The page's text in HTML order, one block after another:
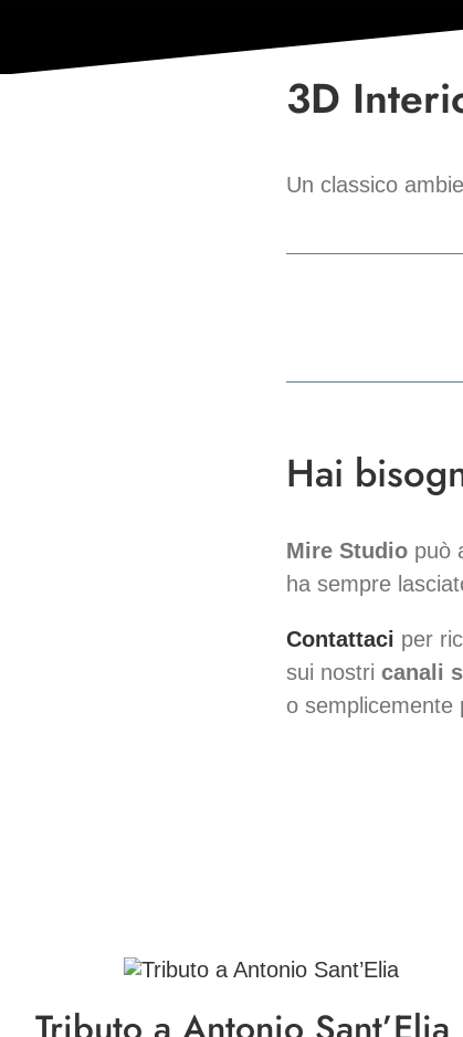
3D
Un classico
Hai
Mire Studio può
ha sempre
Contattaci per
sui nostri canali
o semplicemente